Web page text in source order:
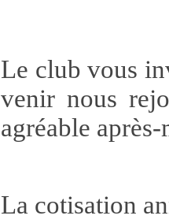
Le club vous
venir nous
agréable
La cotisation